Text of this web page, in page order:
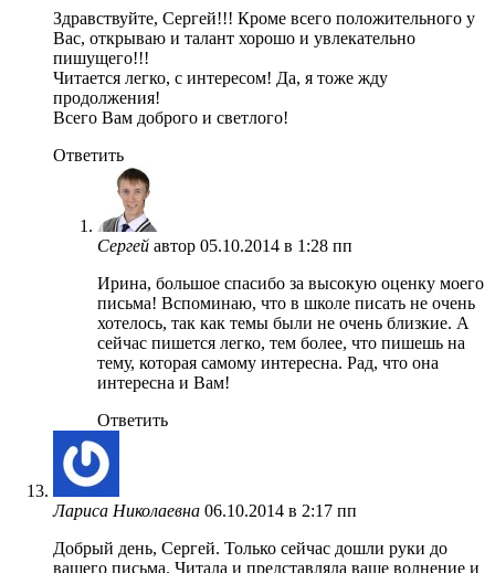
Здравствуйте, Сергей!!! Кроме всего положительного у
Вас, открываю и талант хорошо и увлекательно
пишущего!!!
Читается легко, с интересом! Да, я тоже жду
продолжения!
Всего Вам доброго и светлого!
Ответить
Сергей автор 05.10.2014 в 1:28 пп
Ирина, большое спасибо за высокую оценку моего
письма! Вспоминаю, что в школе писать не очень
хотелось, так как темы были не очень близкие. А
сейчас пишется легко, тем более, что пишешь на
тему, которая самому интересна. Рад, что она
интересна и Вам!
Ответить
Лариса Николаевна 06.10.2014 в 2:17 пп
Добрый день, Сергей. Только сейчас дошли руки до
вашего письма. Читала и представляла ваше волнение и